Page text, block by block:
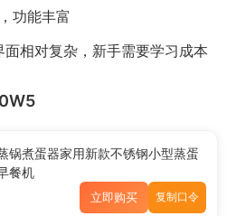
功能丰富
相对复杂，新手需要学习成本
锅煮蛋器家用新款不锈钢小型蒸蛋
餐机
立即购买 复制口令